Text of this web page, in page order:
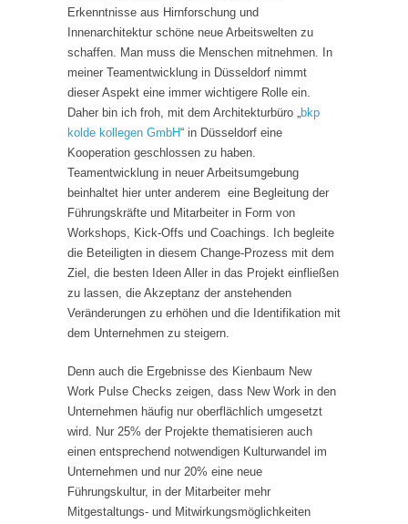
Erkenntnisse aus Hirnforschung und
Innenarchitektur schöne neue Arbeitswelten zu
schaffen. Man muss die Menschen mitnehmen. In
meiner Teamentwicklung in Düsseldorf nimmt
dieser Aspekt eine immer wichtigere Rolle ein.
Daher bin ich froh, mit dem Architekturbüro „bkp
kolde kollegen GmbH“ in Düsseldorf eine
Kooperation geschlossen zu haben.
Teamentwicklung in neuer Arbeitsumgebung
beinhaltet hier unter anderem eine Begleitung der
Führungskräfte und Mitarbeiter in Form von
Workshops, Kick-Offs und Coachings. Ich begleite
die Beteiligten in diesem Change-Prozess mit dem
Ziel, die besten Ideen Aller in das Projekt einfließen
zu lassen, die Akzeptanz der anstehenden
Veränderungen zu erhöhen und die Identifikation mit
dem Unternehmen zu steigern.
Denn auch die Ergebnisse des Kienbaum New
Work Pulse Checks zeigen, dass New Work in den
Unternehmen häufig nur oberflächlich umgesetzt
wird. Nur 25% der Projekte thematisieren auch
einen entsprechend notwendigen Kulturwandel im
Unternehmen und nur 20% eine neue
Führungskultur, in der Mitarbeiter mehr
Mitgestaltungs- und Mitwirkungsmöglichkeiten